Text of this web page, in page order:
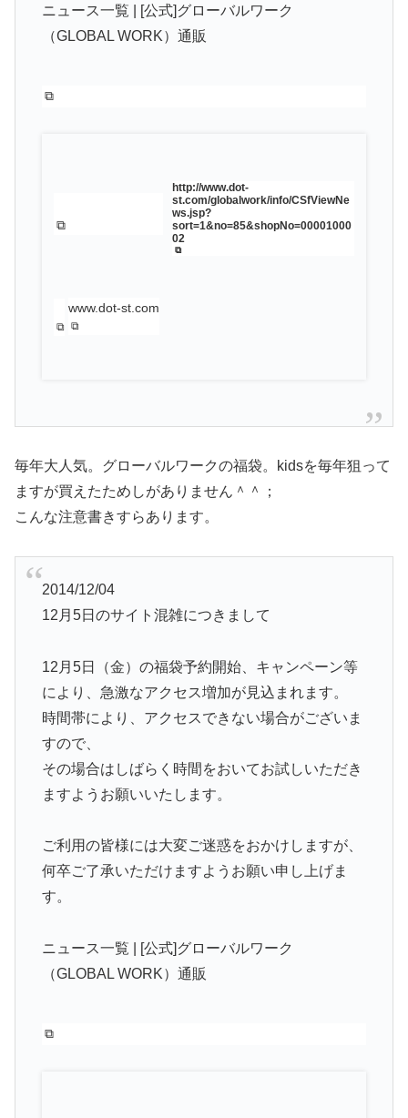
ニュース一覧 | [公式]グローバルワーク
（GLOBAL WORK）通販
http://www.dot-
st.com/globalwork/info/CSfViewNe
ws.jsp?
sort=1&no=85&shopNo=00001000
02
www.dot-st.com
毎年大人気。グローバルワークの福袋。kidsを毎年狙って
ますが買えたためしがありません＾＾；
こんな注意書きすらあります。
2014/12/04
12月5日のサイト混雑につきまして
12月5日（金）の福袋予約開始、キャンペーン等
により、急激なアクセス増加が見込まれます。
時間帯により、アクセスできない場合がございま
すので、
その場合はしばらく時間をおいてお試しいただき
ますようお願いいたします。
ご利用の皆様には大変ご迷惑をおかけしますが、
何卒ご了承いただけますようお願い申し上げま
す。
ニュース一覧 | [公式]グローバルワーク
（GLOBAL WORK）通販